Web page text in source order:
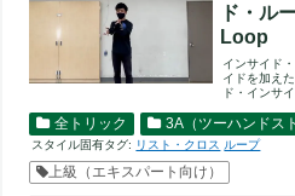
ド・ル
Loop
インサイド
イドを加え
ド・インサ
全トリック 3A（ツーハンドス
スタイル固有タグ: リスト・クロス ループ
上級（エキスパート向け）